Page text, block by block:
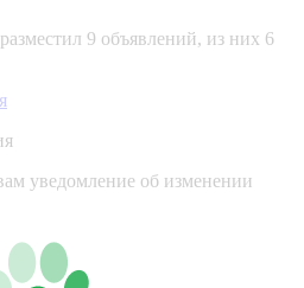
9 объявлений, из них 6
уведомление об изменении